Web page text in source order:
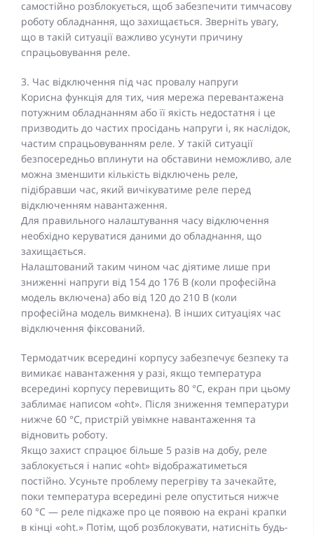
самостійно розблокується, щоб забезпечити тимчасову
роботу обладнання, що захищається. Зверніть увагу,
що в такій ситуації важливо усунути причину
спрацьовування реле.
3. Час відключення під час провалу напруги
Корисна функція для тих, чия мережа перевантажена
потужним обладнанням або її якість недостатня і це
призводить до частих просідань напруги і, як наслідок,
частим спрацьовуванням реле. У такій ситуації
безпосередньо вплинути на обставини неможливо, але
можна зменшити кількість відключень реле,
підібравши час, який вичікуватиме реле перед
відключенням навантаження.
Для правильного налаштування часу відключення
необхідно керуватися даними до обладнання, що
захищається.
Налаштований таким чином час діятиме лише при
зниженні напруги від 154 до 176 В (коли професійна
модель включена) або від 120 до 210 В (коли
професійна модель вимкнена). В інших ситуаціях час
відключення фіксований.
Термодатчик всередині корпусу забезпечує безпеку та
вимикає навантаження у разі, якщо температура
всередині корпусу перевищить 80 °С, екран при цьому
заблимає написом «oht». Після зниження температури
нижче 60 °С, пристрій увімкне навантаження та
відновить роботу.
Якщо захист спрацює більше 5 разів на добу, реле
заблокується і напис «oht» відображатиметься
постійно. Усуньте проблему перегріву та зачекайте,
поки температура всередині реле опуститься нижче
60 °С — реле підкаже про це появою на екрані крапки
в кінці «oht.» Потім, щоб розблокувати, натисніть будь-